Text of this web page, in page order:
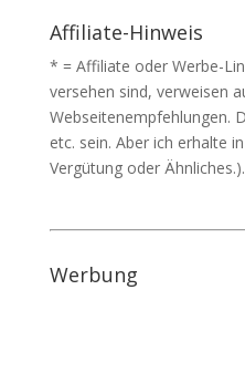
Affiliate-Hinweis
* = Affiliate oder Werbe-
versehen sind, verweisen
Webseitenempfehlungen.
etc. sein. Aber ich erhalte
Vergütung oder Ähnliches.).
Werbung